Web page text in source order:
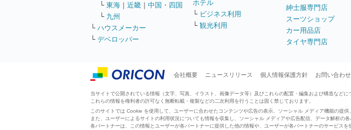
└ 東海 ｜ 近畿 ｜ 中国・四国
└ 九州
└ ハウスメーカー
└ デベロッパー
ホテル
└ ビジネス利用
└ 観光利用
紳士服専門店
スーツショップ
カー用品店
タイヤ専門店
会社概要 ニュースリリース 個人情報保護方針 お問い合わせ
当サイトで公開されている情報（文字、写真、イラスト、画像データ等）及びこれらの配置・編集および構造など
これらの情報を権利者の許可なく無断転載・複製などの二次利用を行うことは固く禁じております。
このサイトでは Cookie を使用して、ユーザーに合わせたコンテンツや広告の表示、ソーシャル メディア機能の提供
また、ユーザーによるサイトの利用状況についても情報を収集し、ソーシャル メディアや広告配信、データ解析の各
各パートナーは、この情報とユーザーが各パートナーに提供した他の情報や、ユーザーが各パートナーのサービス